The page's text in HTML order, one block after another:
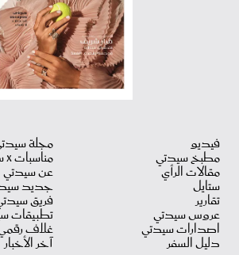
فيديو
مطبخ سيدتي
مقالات الرأي
ستايل
تقارير
عروس سيدتي
اصدارات سيدتي
دليل السفر
مجلة
مناسبات X سيدتي
عن سيدتي
جديد
فريق
تطبيقات
غلاف
آخر الأخبار